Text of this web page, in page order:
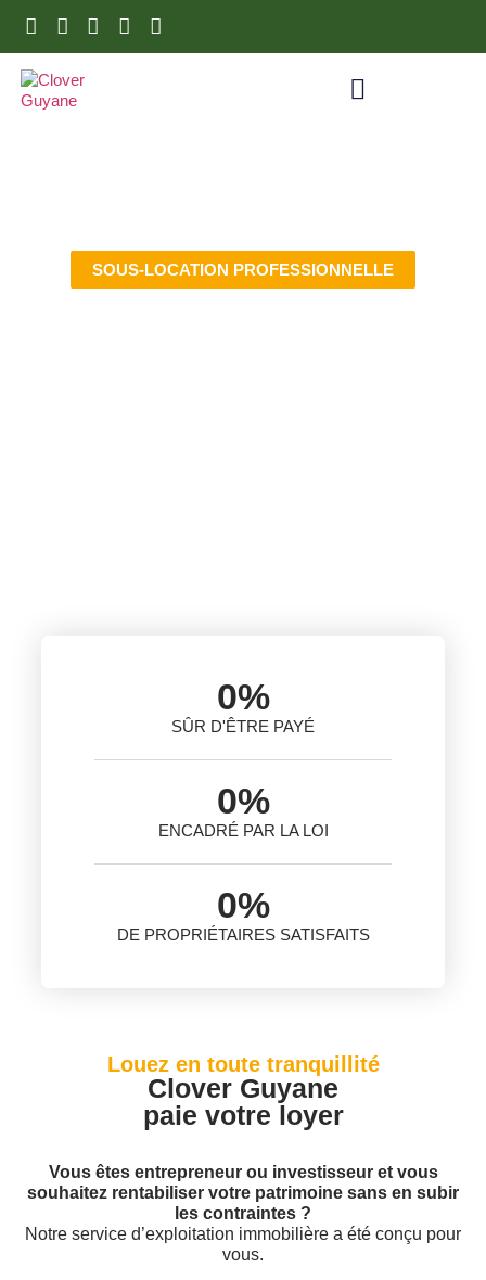
SOUS-LOCATION PROFESSIONNELLE
SÛR D'ÊTRE PAYÉ
0%
ENCADRÉ PAR LA LOI
0%
DE PROPRIÉTAIRES SATISFAITS
0%
Louez en toute tranquillité
Clover Guyane
paie votre loyer
Vous êtes entrepreneur ou investisseur et vous
souhaitez rentabiliser votre patrimoine sans en subir
les contraintes ?
Notre service d’exploitation immobilière a été conçu pour
vous.